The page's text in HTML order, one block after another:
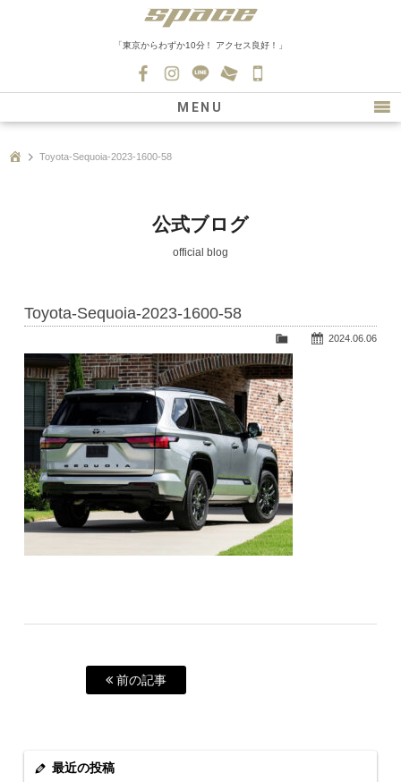
「東京からわずか10分！ アクセス良好！」
0139
MENU
新車情報
在庫車情報
ファクトリー
会社紹介
スタッフ募集
Toyota-Sequoia-2023-1600-58
公式ブログ
official blog
Toyota-Sequoia-2023-1600-58
2024.06.06
前の記事
最近の投稿